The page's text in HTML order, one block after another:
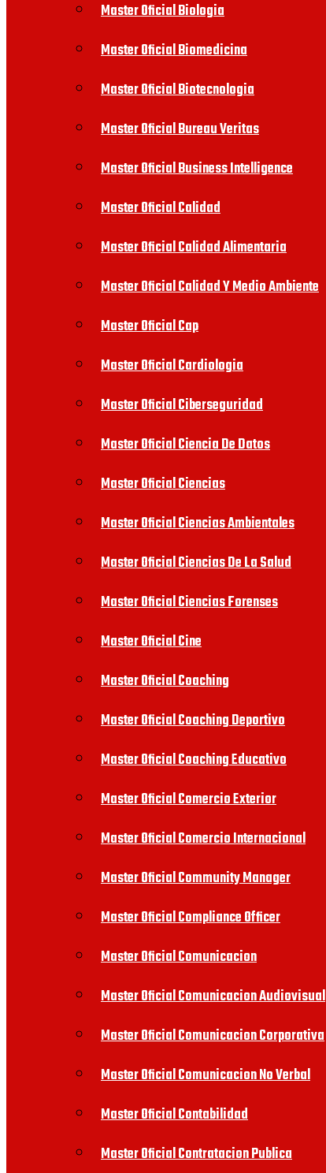
Master Oficial Biologia
Master Oficial Biomedicina
Master Oficial Biotecnologia
Master Oficial Bureau Veritas
Master Oficial Business Intelligence
Master Oficial Calidad
Master Oficial Calidad Alimentaria
Master Oficial Calidad Y Medio Ambiente
Master Oficial Cap
Master Oficial Cardiologia
Master Oficial Ciberseguridad
Master Oficial Ciencia De Datos
Master Oficial Ciencias
Master Oficial Ciencias Ambientales
Master Oficial Ciencias De La Salud
Master Oficial Ciencias Forenses
Master Oficial Cine
Master Oficial Coaching
Master Oficial Coaching Deportivo
Master Oficial Coaching Educativo
Master Oficial Comercio Exterior
Master Oficial Comercio Internacional
Master Oficial Community Manager
Master Oficial Compliance Officer
Master Oficial Comunicacion
Master Oficial Comunicacion Audiovisual
Master Oficial Comunicacion Corporativa
Master Oficial Comunicacion No Verbal
Master Oficial Contabilidad
Master Oficial Contratacion Publica